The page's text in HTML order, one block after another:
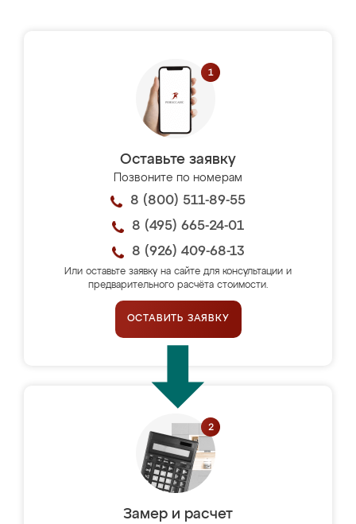
Оставьте заявку
Позвоните по номерам
8 (800) 511-89-55
8 (495) 665-24-01
8 (926) 409-68-13
Или оставьте заявку на сайте для консультации и
предварительного расчёта стоимости.
ОСТАВИТЬ ЗАЯВКУ
Замер и расчет